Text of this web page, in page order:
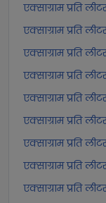
एक्साग्राम प्रति
एक्साग्राम प्रति
एक्साग्राम प्रति
एक्साग्राम प्रति
एक्साग्राम प्रति
एक्साग्राम प्रति
एक्साग्राम प्रति
एक्साग्राम प्रति
एक्साग्राम प्रति